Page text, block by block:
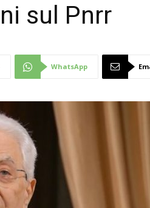
sul Pnrr
WhatsApp